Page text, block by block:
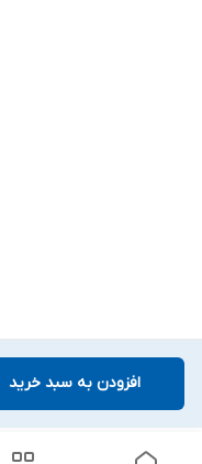
افزودن به سبد خرید